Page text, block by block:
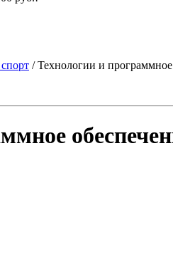
/ Технологии и